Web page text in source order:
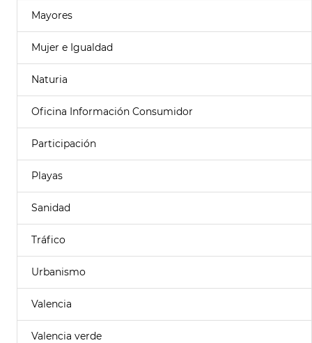
Mayores
Mujer e Igualdad
Naturia
Oficina Información Consumidor
Participación
Playas
Sanidad
Tráfico
Urbanismo
Valencia
Valencia verde